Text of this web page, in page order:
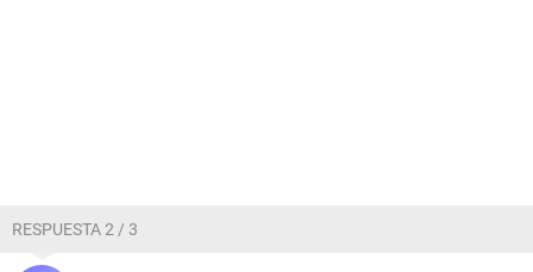
RESPUESTA 2 / 3